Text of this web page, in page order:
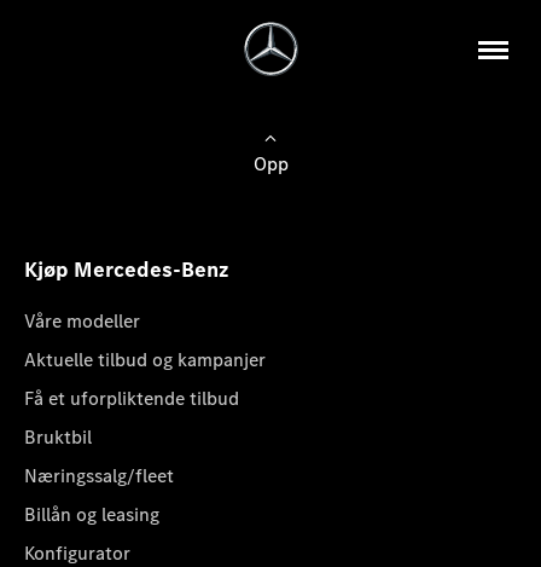
Opp
Kjøp Mercedes-Benz
Våre modeller
Aktuelle tilbud og kampanjer
Få et uforpliktende tilbud
Bruktbil
Næringssalg/fleet
Billån og leasing
Konfigurator